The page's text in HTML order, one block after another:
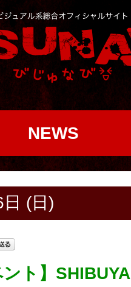
NEWS
(日)
ト】